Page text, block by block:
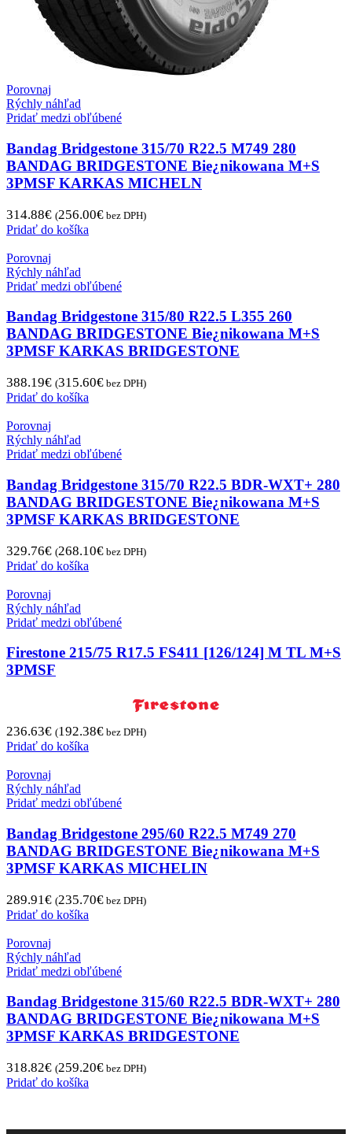
Porovnaj
Rýchly náhľad
Pridať medzi obľúbené
Bandag Bridgestone 315/70 R22.5 M749 280
BANDAG BRIDGESTONE Bie¿nikowana M+S
3PMSF KARKAS MICHELN
314.88€ (256.00€ bez DPH)
Pridať do košíka
Porovnaj
Rýchly náhľad
Pridať medzi obľúbené
Bandag Bridgestone 315/80 R22.5 L355 260
BANDAG BRIDGESTONE Bie¿nikowana M+S
3PMSF KARKAS BRIDGESTONE
388.19€ (315.60€ bez DPH)
Pridať do košíka
Porovnaj
Rýchly náhľad
Pridať medzi obľúbené
Bandag Bridgestone 315/70 R22.5 BDR-WXT+ 280
BANDAG BRIDGESTONE Bie¿nikowana M+S
3PMSF KARKAS BRIDGESTONE
329.76€ (268.10€ bez DPH)
Pridať do košíka
Porovnaj
Rýchly náhľad
Pridať medzi obľúbené
Firestone 215/75 R17.5 FS411 [126/124] M TL M+S
3PMSF
236.63€ (192.38€ bez DPH)
Pridať do košíka
Porovnaj
Rýchly náhľad
Pridať medzi obľúbené
Bandag Bridgestone 295/60 R22.5 M749 270
BANDAG BRIDGESTONE Bie¿nikowana M+S
3PMSF KARKAS MICHELIN
289.91€ (235.70€ bez DPH)
Pridať do košíka
Porovnaj
Rýchly náhľad
Pridať medzi obľúbené
Bandag Bridgestone 315/60 R22.5 BDR-WXT+ 280
BANDAG BRIDGESTONE Bie¿nikowana M+S
3PMSF KARKAS BRIDGESTONE
318.82€ (259.20€ bez DPH)
Pridať do košíka